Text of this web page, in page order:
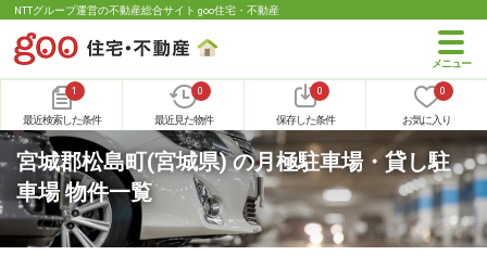
NTTグループ運営の不動産総合サイト goo住宅・不動産
1
最近検索した条件
0
最近見た物件
0
保存した条件
0
お気に入り
宮城郡松島町(宮城県) の月極駐車場・貸し駐
車場 物件一覧